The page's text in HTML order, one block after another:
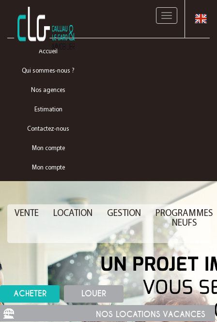
Toggle
Accueil
Qui sommes-nous ?
Nos agences
Estimation
Contactez-nous
Mon compte
Mon compte
VENTE LOCATION GESTION
PROGRAMMES
NEUFS
ACHETER LOUER
NOS LOCATIONS VACANCES